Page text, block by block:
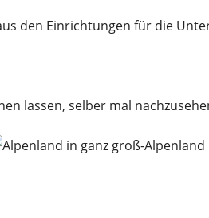
den Einrichtungen für die
lassen, selber mal